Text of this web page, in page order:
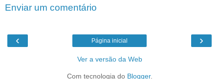
Enviar um comentário
‹ ›
Página inicial
Ver a versão da Web
Com tecnologia do Blogger.